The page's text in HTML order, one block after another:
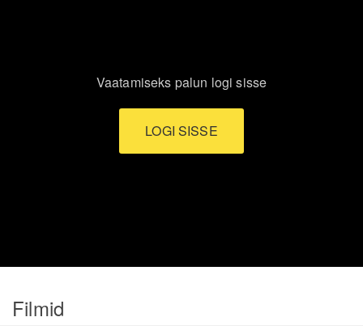
Vaatamiseks palun logi sisse
LOGI SISSE
Filmid